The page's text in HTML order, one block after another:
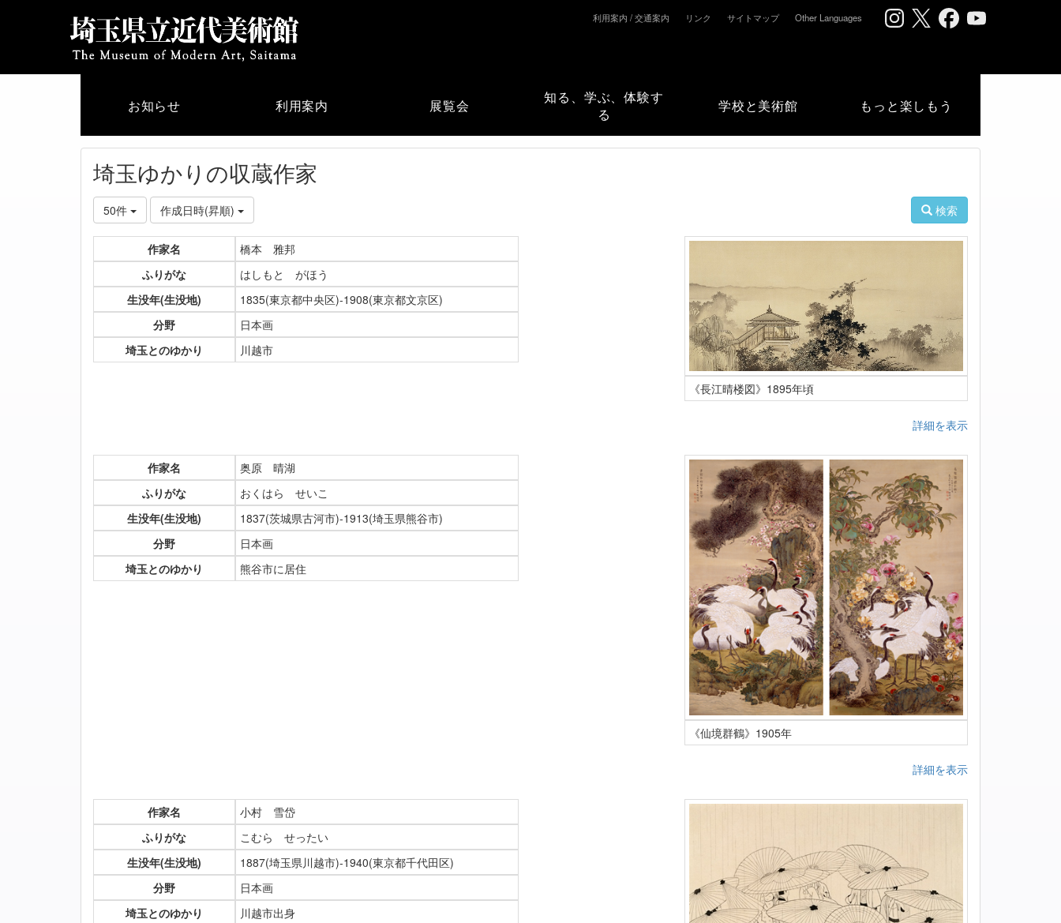
利用案内 / 交通案内 リンク サイトマップ Other Languages
お知らせ 利用案内 展覧会
知る、学ぶ、体験す
る
学校と美術館 もっと楽しもう
埼玉ゆかりの収蔵作家
50件 作成日時(昇順) 検索
作家名
橋本 雅邦
ふりがな
はしもと がほう
生没年(生没地)
1835(東京都中央区)-1908(東京都文京区)
分野
日本画
埼玉とのゆかり
川越市
《長江晴楼図》1895年頃
詳細を表示
作家名
奥原 晴湖
ふりがな
おくはら せいこ
生没年(生没地)
1837(茨城県古河市)-1913(埼玉県熊谷市)
分野
日本画
埼玉とのゆかり
熊谷市に居住
《仙境群鶴》1905年
詳細を表示
作家名
小村 雪岱
ふりがな
こむら せったい
生没年(生没地)
1887(埼玉県川越市)-1940(東京都千代田区)
分野
日本画
埼玉とのゆかり
川越市出身